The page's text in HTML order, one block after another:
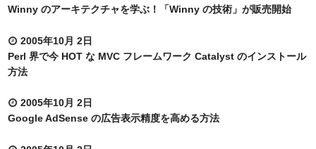
Winny のアーキテクチャを学ぶ！「Winny の技術」が販売開始
2005年10月 2日
Perl 界で今 HOT な MVC フレームワーク Catalyst のインストール
方法
2005年10月 2日
Google AdSense の広告表示精度を高める方法